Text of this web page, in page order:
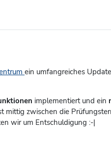
ein umfangreiches
implementiert und ein
zwischen die
wir um Entschuldigung :-|